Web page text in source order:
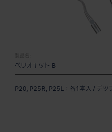
製品名:
ペリオキット B
P20, P25R, P25L：各1本入 / チッ